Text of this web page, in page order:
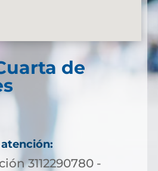
de
3112290780 -